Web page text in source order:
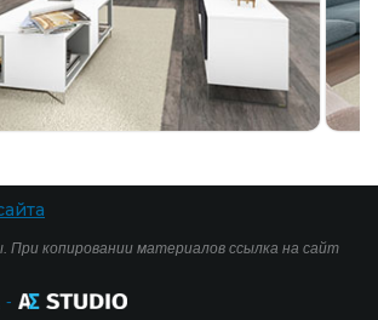
При копировании материалов ссылка на сайт
-